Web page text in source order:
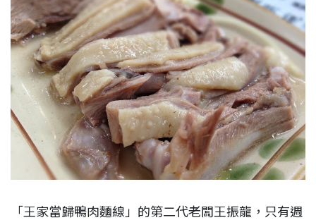
「王家當歸鴨肉麵線」的第二代老闆王振龍，只有週